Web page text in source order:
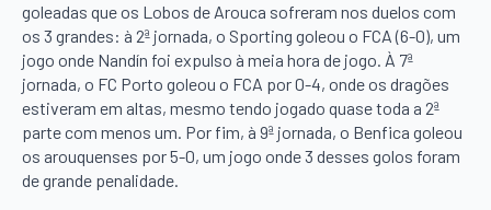
goleadas que os Lobos de Arouca sofreram nos duelos com
os 3 grandes: à 2ª jornada, o Sporting goleou o FCA (6-0), um
jogo onde Nandín foi expulso à meia hora de jogo. À 7ª
jornada, o FC Porto goleou o FCA por 0-4, onde os dragões
estiveram em altas, mesmo tendo jogado quase toda a 2ª
parte com menos um. Por fim, à 9ª jornada, o Benfica goleou
os arouquenses por 5-0, um jogo onde 3 desses golos foram
de grande penalidade.